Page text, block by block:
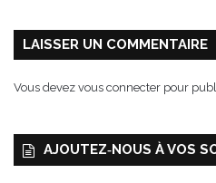
2
LAISSER UN COMMENTAIRE
Vous devez vous connecter pour
AJOUTEZ‑NOUS À VOS